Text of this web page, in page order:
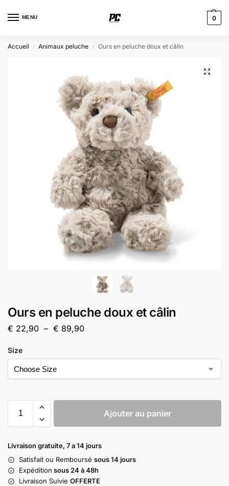
MENU 0
Accueil / Animaux peluche / Ours en peluche doux et câlin
Ours en peluche doux et câlin
€ 22,90 – € 89,90
Size
Ajouter au panier
Livraison gratuite, 7 a 14 jours
Satisfait ou Remboursé sous 14 jours
Expédition sous 24 à 48h
Livraison Suivie OFFERTE